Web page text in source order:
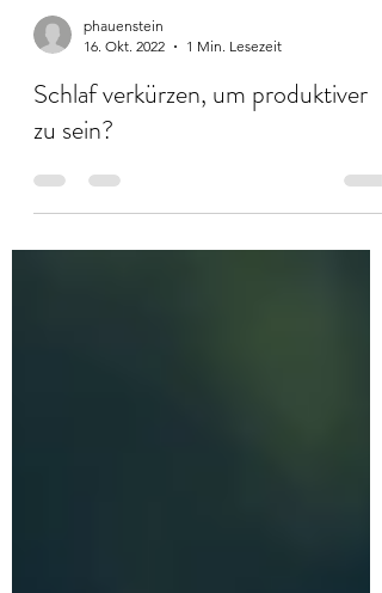
16. Okt. 2022
1 Min. Lesezeit
Schlaf verkürzen, um produktiver
zu sein?